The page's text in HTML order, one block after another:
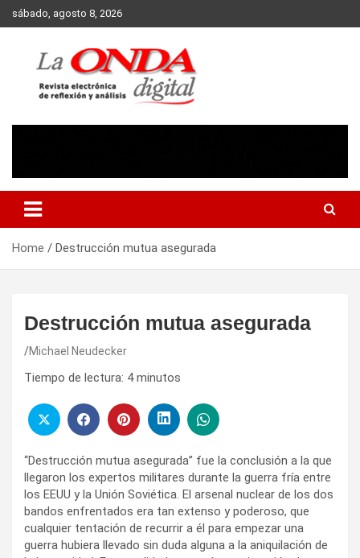
Skip
to
sábado, agosto 8, 2026
Home Destrucción mutua asegurada
Destrucción mutua asegurada
Michael Neudecker
Tiempo de lectura: 4 minutos
“Destrucción mutua asegurada” fue la conclusión a la que
llegaron los expertos militares durante la guerra fría entre
los EEUU y la Unión Soviética. El arsenal nuclear de los dos
bandos enfrentados era tan extenso y poderoso, que
cualquier tentación de recurrir a él para empezar una
guerra hubiera llevado sin duda alguna a la aniquilación de